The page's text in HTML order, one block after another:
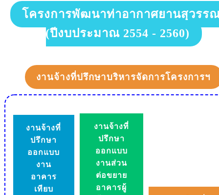
โครงการพัฒนาท่าอากาศยานสุวรร
(ปีงบประมาณ 2554 - 2560)
งานจ้างที่ปรึกษาบริหารจัดการโครงการฯ
งานจ้างที่
ปรึกษา
ออกแบบ
งาน
อาคาร
เทียบ
งานจ้างที่
ปรึกษา
ออกแบบ
งานส่วน
ต่อขยาย
อาคารผู้